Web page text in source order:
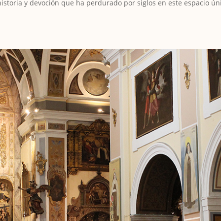
y devoción que ha perdurado por siglos en este espacio